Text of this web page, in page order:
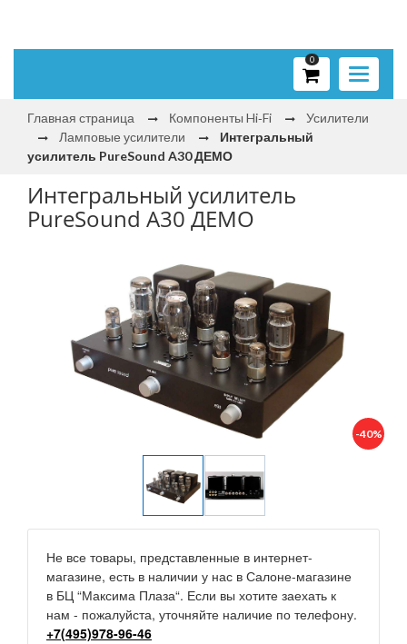
Toggle
0
Главная страница Компоненты Hi‑Fi
Усилители
Ламповые усилители
Интегральный
усилитель PureSound A30 ДЕМО
Интегральный усилитель
PureSound A30 ДЕМО
-40%
Не все товары, представленные в интернет-
магазине, есть в наличии у нас в Салоне-магазине
в БЦ “Максима Плаза“. Если вы хотите заехать к
нам - пожалуйста, уточняйте наличие по телефону.
+7(495)978-96-46